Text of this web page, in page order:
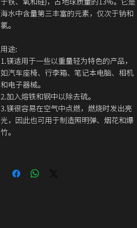
海水中含量第三丰富的元素，仅次于钠和
氯。
用途:
1.镁适用于一些以重量轻为特色的产品，
如汽车座椅、行李箱、笔记本电脑、相机
和电子器械。
2.加入熔铁和钢中以除去硫。
3.镁很容易在空气中点燃，燃烧时发出亮
光，因此也可用于制造照明弹、烟花和爆
竹。